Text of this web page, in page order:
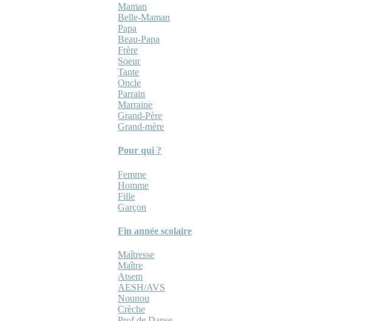
Maman
Belle-Maman
Papa
Beau-Papa
Frère
Soeur
Tante
Oncle
Parrain
Marraine
Grand-Père
Grand-mère
Pour qui ?
Femme
Homme
Fille
Garçon
Fin année scolaire
Maîtresse
Maître
Atsem
AESH/AVS
Nounou
Crèche